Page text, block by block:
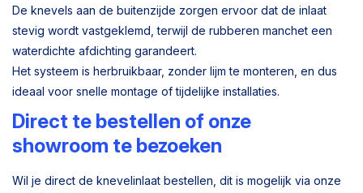
De knevels aan de buitenzijde zorgen ervoor dat de inlaat
stevig wordt vastgeklemd, terwijl de rubberen manchet een
waterdichte afdichting garandeert.
Het systeem is herbruikbaar, zonder lijm te monteren, en dus
ideaal voor snelle montage of tijdelijke installaties.
Direct te bestellen of onze
showroom te bezoeken
Wil je direct de knevelinlaat bestellen, dit is mogelijk via onze